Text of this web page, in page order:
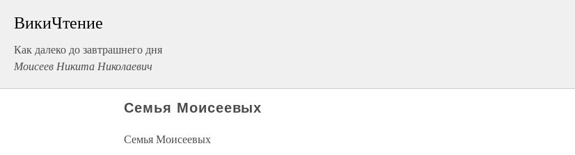
ВикиЧтение
Как далеко до завтрашнего дня
Моисеев Никита Николаевич
Семья Моисеевых
Семья Моисеевых